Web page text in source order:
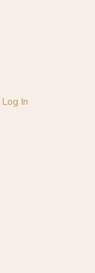
Log In